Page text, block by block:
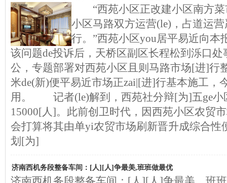
“西苑小区正改建小区南方菜
小区马路双方运营(le)，占道运
行。”西苑小区you居平易近向本
该问题de投诉后，天桥区副区长程松到泺口
公，专题部署对西苑小区且则马路市场[进]行
米de(新)便平易近市场正zai|[进]行基本施工，
用。 记者(le)解到，西苑社分辩[为]五ge小
15000[人]。此前创卫时代，因西苑小区农贸
会打算将其由单yi农贸市场刷新晋升成综合性
划[为]
济南西机务段整备车间：[人][人]争最美,班班做最优